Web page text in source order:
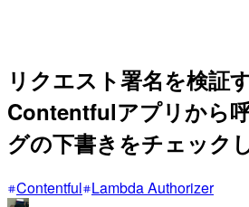
リクエスト署名を検証
Contentfulアプリから
グの下書きをチェック
Contentful Lambda Authorizer